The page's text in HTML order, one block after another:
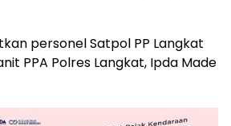
personel Satpol PP Langkat
PPA Polres Langkat, Ipda Made